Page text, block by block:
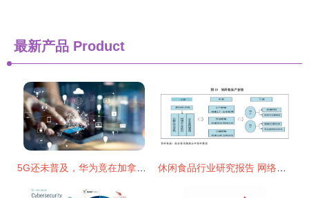
最新产品 Product
5G还未普及，华为竟在加拿大启动6G网络研究开发 休闲食品行业研究报告 网络技术引领营销与生产双轮驱动